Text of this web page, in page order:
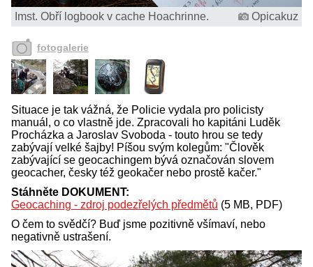
Imst. Obří logbook v cache Hoachrinne. Opicakuz
fotogalerie
Situace je tak vážná, že Policie vydala pro policisty
manuál, o co vlastně jde. Zpracovali ho kapitáni Luděk
Procházka a Jaroslav Svoboda - touto hrou se tedy
zabývají velké šajby! Píšou svým kolegům: "Člověk
zabývající se geocachingem bývá označován slovem
geocacher, česky též geokačer nebo prostě kačer."
Stáhněte DOKUMENT:
Geocaching - zdroj podezřelých předmětů (5 MB, PDF)
O čem to svědčí? Buď jsme pozitivně všímaví, nebo
negativně ustrašení.